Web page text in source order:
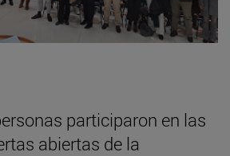
participaron en las
abiertas de la